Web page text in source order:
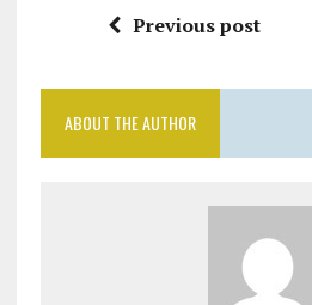
Previous post
ABOUT THE AUTHOR